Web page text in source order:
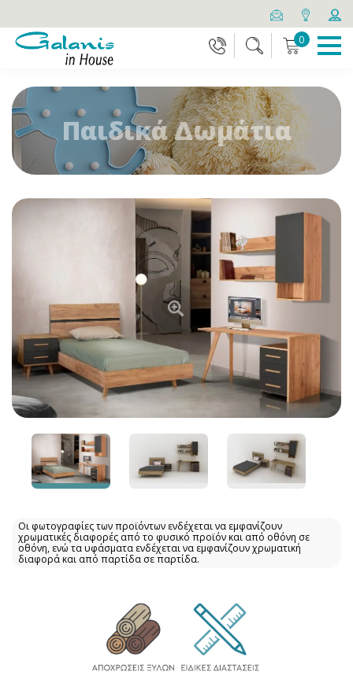
0
Παιδικά Δωμάτια
Οι φωτογραφίες των προϊόντων ενδέχεται να εμφανίζουν
χρωματικές διαφορές από το φυσικό προϊόν και από οθόνη σε
οθόνη, ενώ τα υφάσματα ενδέχεται να εμφανίζουν χρωματική
διαφορά και από παρτίδα σε παρτίδα.